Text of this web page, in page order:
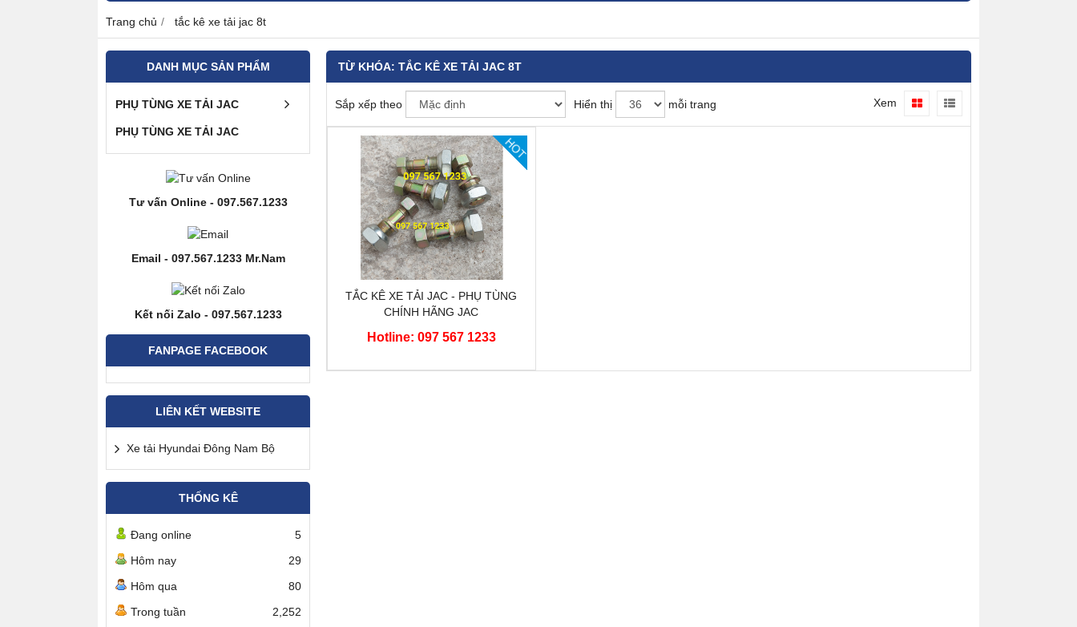
Trang chủ tắc kê xe tải jac 8t
DANH MỤC SẢN PHẨM
PHỤ TÙNG XE TẢI JAC
PHỤ TÙNG XE TẢI JAC
Tư vấn Online - 097.567.1233
Email - 097.567.1233 Mr.Nam
Kết nối Zalo - 097.567.1233
FANPAGE FACEBOOK
LIÊN KẾT WEBSITE
Xe tải Hyundai Đông Nam Bộ
THỐNG KÊ
Đang online
5
Hôm nay
29
Hôm qua
80
Trong tuần
2,252
TỪ KHÓA: TẮC KÊ XE TẢI JAC 8T
Sắp xếp theo Hiển thị mỗi trang Xem
HOT
TẮC KÊ XE TẢI JAC - PHỤ TÙNG
CHÍNH HÃNG JAC
Hotline: 097 567 1233